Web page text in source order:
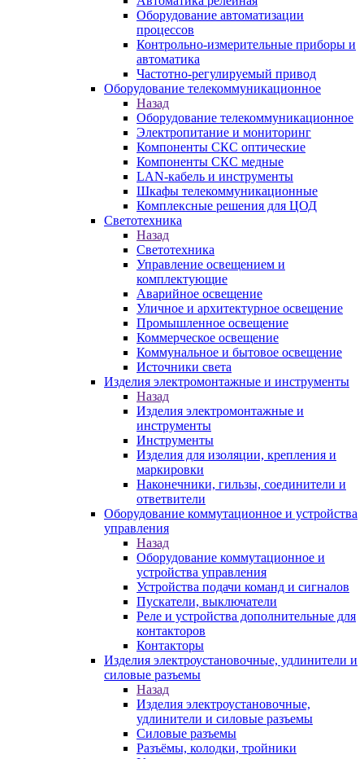
Оборудование автоматизации
процессов
Контрольно-измерительные приборы и
автоматика
Частотно-регулируемый привод
Оборудование телекоммуникационное
Назад
Оборудование телекоммуникационное
Электропитание и мониторинг
Компоненты СКС оптические
Компоненты СКС медные
LAN-кабель и инструменты
Шкафы телекоммуникационные
Комплексные решения для ЦОД
Светотехника
Назад
Светотехника
Управление освещением и
комплектующие
Аварийное освещение
Уличное и архитектурное освещение
Промышленное освещение
Коммерческое освещение
Коммунальное и бытовое освещение
Источники света
Изделия электромонтажные и инструменты
Назад
Изделия электромонтажные и
инструменты
Инструменты
Изделия для изоляции, крепления и
маркировки
Наконечники, гильзы, соединители и
ответвители
Оборудование коммутационное и устройства
управления
Назад
Оборудование коммутационное и
устройства управления
Устройства подачи команд и сигналов
Пускатели, выключатели
Реле и устройства дополнительные для
контакторов
Контакторы
Изделия электроустановочные, удлинители и
силовые разъемы
Назад
Изделия электроустановочные,
удлинители и силовые разъемы
Силовые разъемы
Разъёмы, колодки, тройники